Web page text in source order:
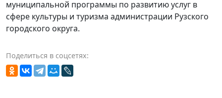
муниципальной программы по развитию услуг в
сфере культуры и туризма администрации Рузского
городского округа.
Поделиться в соцсетях: